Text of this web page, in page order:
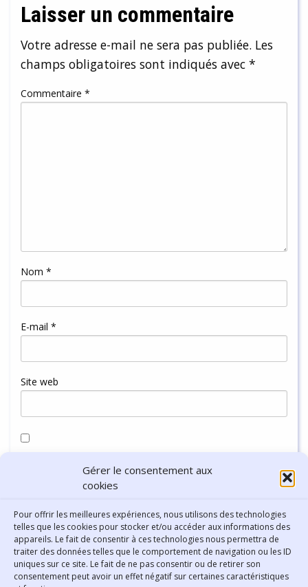
Gérer le consentement aux
cookies
Pour offrir les meilleures expériences, nous utilisons des technologies
telles que les cookies pour stocker et/ou accéder aux informations des
appareils. Le fait de consentir à ces technologies nous permettra de
traiter des données telles que le comportement de navigation ou les ID
uniques sur ce site. Le fait de ne pas consentir ou de retirer son
consentement peut avoir un effet négatif sur certaines caractéristiques
Laisser un commentaire
Votre adresse e-mail ne sera pas publiée. Les
champs obligatoires sont indiqués avec *
Commentaire *
Nom *
E-mail *
Site web
navigateur pour mon prochain commentaire.